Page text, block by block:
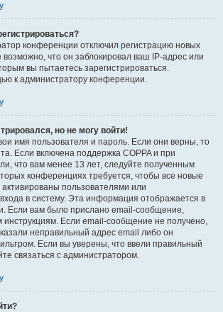
конференции отключил регистрацию новых
возможно, что он заблокировал ваш IP-адрес или
вы пытаетесь зарегистрироваться.
к администратору конференции.
но не могу войти!
имя пользователя и пароль. Если они верны, то
Если включена поддержка COPPA и при
что вам менее 13 лет, следуйте полученным
конференциях требуется, чтобы все новые
пользователями или
в систему. Эта информация отображается в
Если вам было прислано email-сообщение,
инструкциям. Если email-сообщение не получено,
неправильный адрес email либо он
Если вы уверены, что ввели правильный
связаться с администратором.